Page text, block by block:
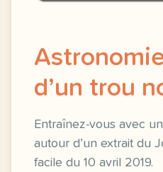
d’un trou
Entraînez-vous avec
autour d’un extrait du
facile du 10 avril 2019.